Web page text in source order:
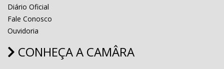
Diário Oficial
Fale Conosco
Ouvidoria
CONHEÇA A CAMÂRA